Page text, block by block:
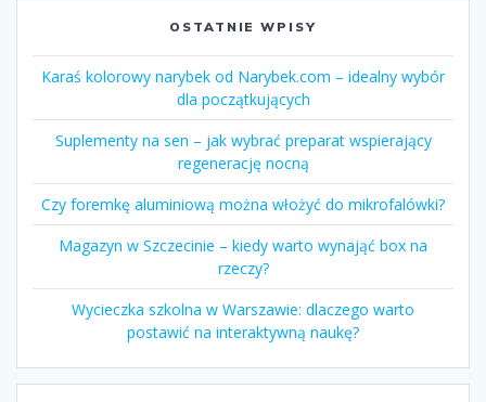
OSTATNIE WPISY
Karaś kolorowy narybek od Narybek.com – idealny wybór
dla początkujących
Suplementy na sen – jak wybrać preparat wspierający
regenerację nocną
Czy foremkę aluminiową można włożyć do mikrofalówki?
Magazyn w Szczecinie – kiedy warto wynająć box na
rzeczy?
Wycieczka szkolna w Warszawie: dlaczego warto
postawić na interaktywną naukę?